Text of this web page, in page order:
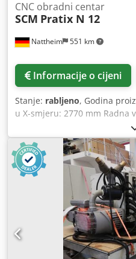
Nattheim 551 km
CNC obradni centar
SCM Pratix N 12
Informacije o cijeni
Stanje: rabljeno, Godina
u X-smjeru: 2770 mm Radna
Radna debljina (Z-os): 80
stroj Glavna snaga vretena:
vretena: 1500 - 24000 o/min
Da Sustav stezanja: HSK 63 F
hlađenje Broj osi: 3 Mjenjač
10 Tipkovnica: Da Miš: Da
DXF sučelje: Da Online
pogon: Da Tip stola: raster
cilindar Dedpfovvi Htsx Ab
Snaga vakuum pumpe: 250
sigurnosne podne prostirke